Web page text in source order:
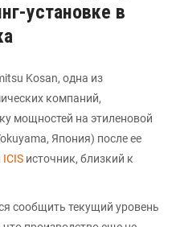
установке в
Kosan, одна из
компаний,
мощностей на этиленовой
Япония) после ее
ICIS источник, близкий к
сообщить текущий уровень